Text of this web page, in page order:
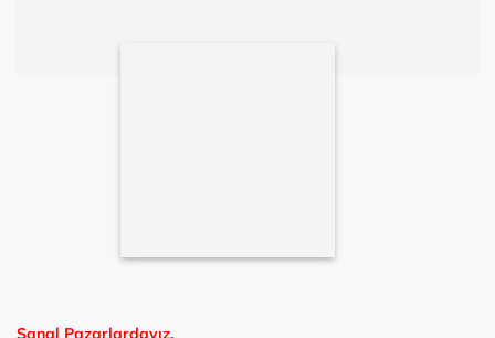
Sanal Pazarlardayız.